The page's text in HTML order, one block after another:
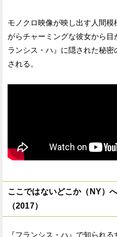
モノクロ映像が映し出す人間
がらチャーミングな彼女から
ランシス・ハ』に隠された秘
される。
ここではないどこか（NY）
（2017）
『フランシス・ハ』で知られ